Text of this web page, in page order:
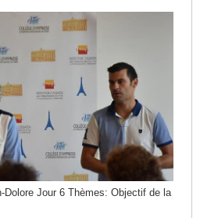
Jour 6 Thèmes: Objectif de la